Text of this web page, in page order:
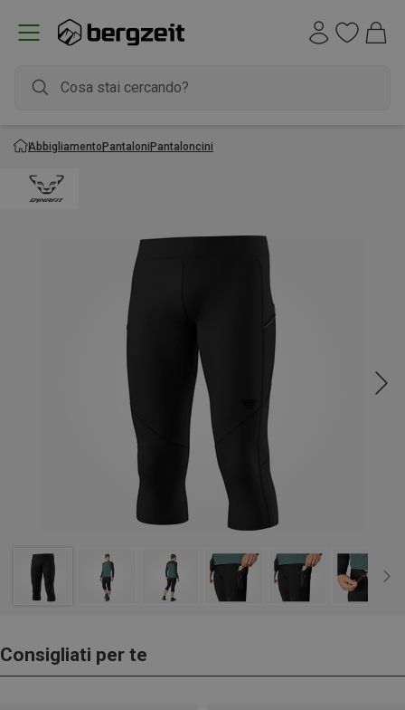
AbbigliamentoPantaloniPantaloncini
Consigliati per te